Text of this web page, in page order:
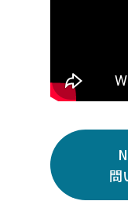
問